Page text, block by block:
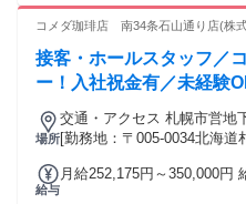
も歓迎！ ＊20代・30代男性
種・職種の方が多数活躍してます♪ ◎カフェやホ
麗でオシャレな場所で働い
軽作業スタッフなどのコツコ
護師や保育士など資格を持
揮できる♪
コメダ珈琲店 南34条石山通り店(株
接客・ホールスタッフ／
ー！入社祝金有／未経験
場所
交通・アクセス 札幌市営地
分
[勤務地：〒005-0034北海道
給与
月給252,175円～350,000円